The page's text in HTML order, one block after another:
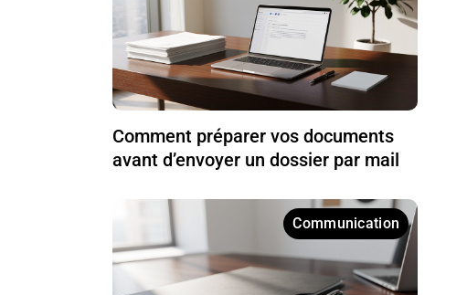
Comment préparer vos documents
avant d’envoyer un dossier par mail
Communication